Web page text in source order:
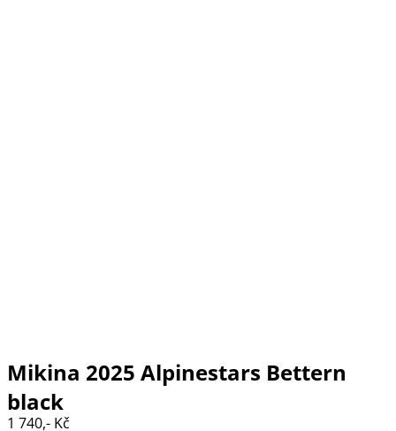
Mikina 2025 Alpinestars Bettern
black
1 740,- Kč